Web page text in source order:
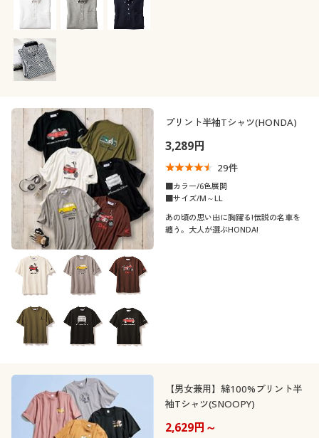
プリント半袖Tシャツ(HONDA)
3,289円
29件
■カラー/6色展開
■サイズ/M～LL
あの頃の思い出に胸躍る!伝説の名車を
纏う。大人が選ぶHONDA!
【男女兼用】綿100%プリント半
袖Tシャツ(SNOOPY)
2,629円～